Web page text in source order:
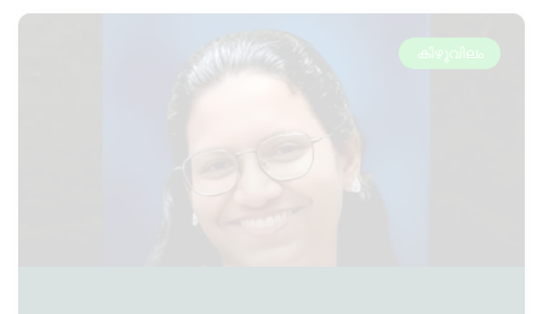
കിഴുവിലം